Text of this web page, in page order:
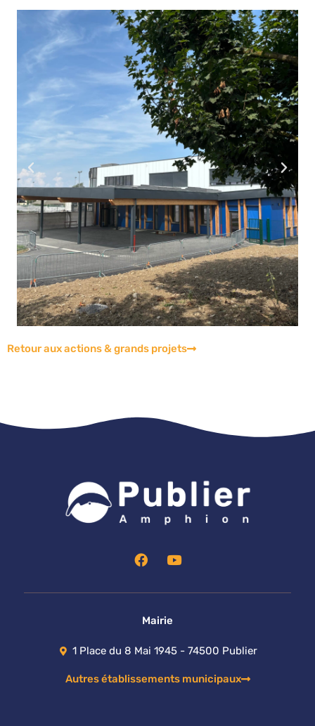
Retour aux actions & grands projets
F
a
e
o
k
Y
o
t
Mairie
1 Place du 8 Mai 1945 - 74500 Publier
Autres établissements municipaux